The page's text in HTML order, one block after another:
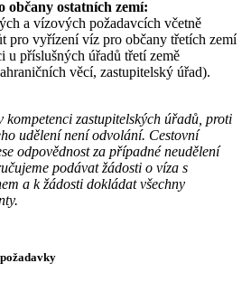
občany ostatních zemí:
a vízových požadavcích včetně
pro vyřízení víz pro občany třetích zemí
u příslušných úřadů třetí země
věcí, zastupitelský úřad).
kompetenci zastupitelských úřadů, proti
udělení není odvolání. Cestovní
odpovědnost za případné neudělení
podávat žádosti o víza s
a k žádosti dokládat všechny